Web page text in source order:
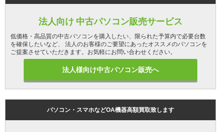
法人向け 中古パソコン販売サービス
低価格・高品質の中古パソコンを購入したい、限られた予算内で必要台数
を確保したいなど、 法人のお客様のご要望にあったオススメのパソコンを
ご提案させていただきます。お気軽にお問い合わせください。
法人様向け中古パソコン販売へ
パソコン・スマホなどOA機器高額買取致します